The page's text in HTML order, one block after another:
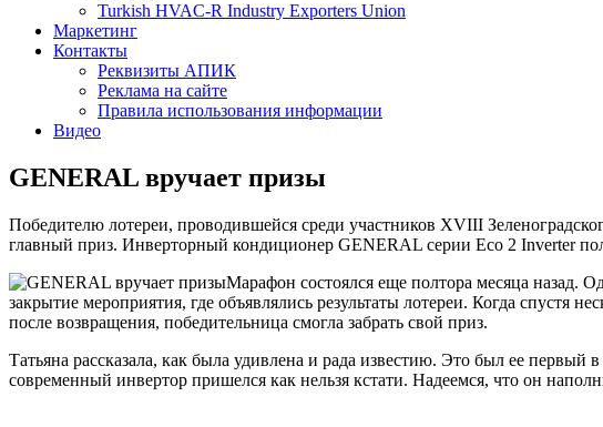
Turkish HVAC-R Industry Exporters Union
Маркетинг
Контакты
Реквизиты АПИК
Реклама на сайте
Правила использования информации
Видео
GENERAL вручает призы
Победителю лотереи, проводившейся среди участников XVIII
главный приз. Инверторный кондиционер GENERAL серии Eco 2 Inverter
Марафон состоялся еще полтора месяца назад.
закрытие мероприятия, где объявлялись результаты лотереи. Когда спустя
после возвращения, победительница смогла забрать свой приз.
Татьяна рассказала, как была удивлена и рада известию. Это был ее
современный инвертор пришелся как нельзя кстати. Надеемся, что он